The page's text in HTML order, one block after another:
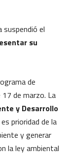
suspendió el
su
de
de marzo. La
y Desarrollo
prioridad de la
y generar
la ley ambiental